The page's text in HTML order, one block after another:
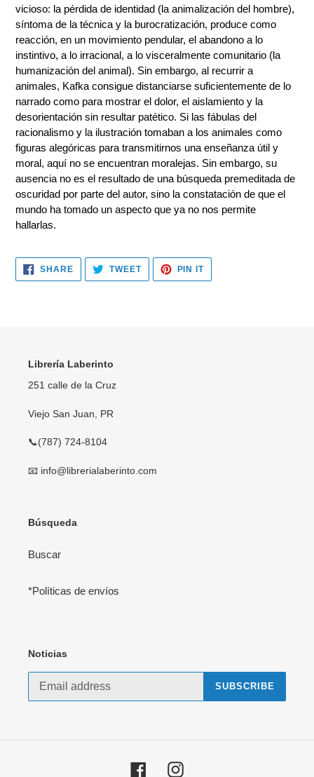
vicioso: la pérdida de identidad (la animalización del hombre),
síntoma de la técnica y la burocratización, produce como
reacción, en un movimiento pendular, el abandono a lo
instintivo, a lo irracional, a lo visceralmente comunitario (la
humanización del animal). Sin embargo, al recurrir a
animales, Kafka consigue distanciarse suficientemente de lo
narrado como para mostrar el dolor, el aislamiento y la
desorientación sin resultar patético. Si las fábulas del
racionalismo y la ilustración tomaban a los animales como
figuras alegóricas para transmitirnos una enseñanza útil y
moral, aquí no se encuentran moralejas. Sin embargo, su
ausencia no es el resultado de una búsqueda premeditada de
oscuridad por parte del autor, sino la constatación de que el
mundo ha tomado un aspecto que ya no nos permite
hallarlas.
SHARESHARE
ON
FACEBOOK
TWEETTWEET
TWITTER
PIN ITPIN
PINTEREST
Librería Laberinto
251 calle de la Cruz
Viejo San Juan, PR
📞(787) 724-8104
📧 info@librerialaberinto.com
Búsqueda
Buscar
*Políticas de envíos
Noticias
SUBSCRIBE
FacebookInstagram